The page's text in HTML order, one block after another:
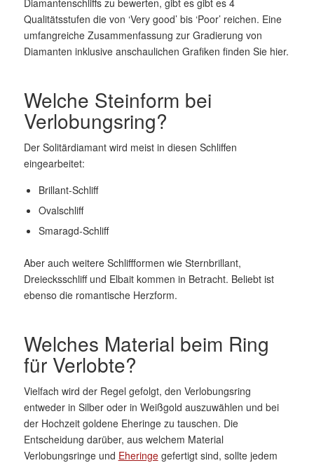
Qualitätsstufen die von ‘Very good’ bis ‘Poor’ reichen. Eine
umfangreiche Zusammenfassung zur Gradierung von
Diamanten inklusive anschaulichen Grafiken finden Sie hier.
Welche Steinform bei
Verlobungsring?
Der Solitärdiamant wird meist in diesen Schliffen
eingearbeitet:
Brillant-Schliff
Ovalschliff
Smaragd-Schliff
Aber auch weitere Schliffformen wie Sternbrillant,
Dreiecksschliff und Elbait kommen in Betracht. Beliebt ist
ebenso die romantische Herzform.
Welches Material beim Ring
für Verlobte?
Vielfach wird der Regel gefolgt, den Verlobungsring
entweder in Silber oder in Weißgold auszuwählen und bei
der Hochzeit goldene Eheringe zu tauschen. Die
Entscheidung darüber, aus welchem Material
Verlobungsringe und Eheringegefertigt sind, sollte jedem